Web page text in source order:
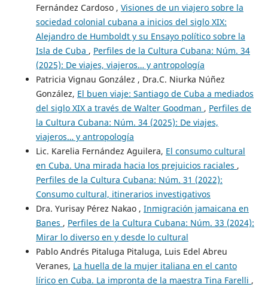
Fernández Cardoso , Visiones de un viajero sobre la
sociedad colonial cubana a inicios del siglo XIX:
Alejandro de Humboldt y su Ensayo político sobre la
Isla de Cuba , Perfiles de la Cultura Cubana: Núm. 34
(2025): De viajes, viajeros… y antropología
Patricia Vignau González , Dra.C. Niurka Núñez
González, El buen viaje: Santiago de Cuba a mediados
del siglo XIX a través de Walter Goodman , Perfiles de
la Cultura Cubana: Núm. 34 (2025): De viajes,
viajeros… y antropología
Lic. Karelia Fernández Aguilera, El consumo cultural
en Cuba. Una mirada hacia los prejuicios raciales ,
Perfiles de la Cultura Cubana: Núm. 31 (2022):
Consumo cultural, itinerarios investigativos
Dra. Yurisay Pérez Nakao , Inmigración jamaicana en
Banes , Perfiles de la Cultura Cubana: Núm. 33 (2024):
Mirar lo diverso en y desde lo cultural
Pablo Andrés Pitaluga Pitaluga, Luis Edel Abreu
Veranes, La huella de la mujer italiana en el canto
lírico en Cuba. La impronta de la maestra Tina Farelli ,